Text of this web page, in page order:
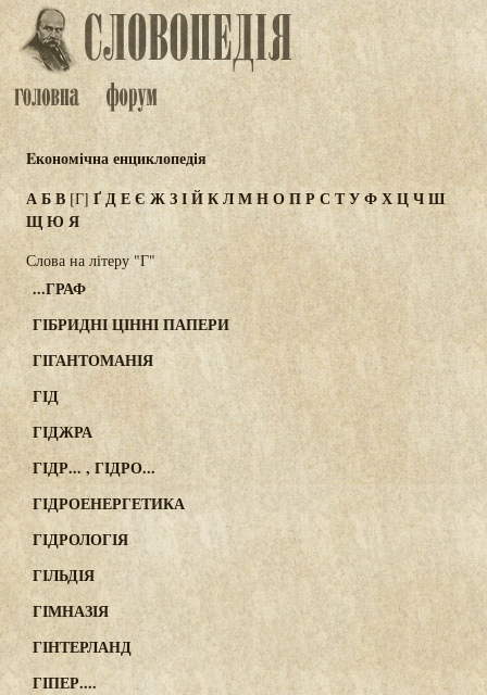
Eкономічна енциклопедія
АБВ[Г] ҐДЕЄ ЖЗІЙКЛМНОПР СТУФХЦЧШ
ЩЮ Я
Слова на літеру "Г"
...ГРАФ
ГІБРИДНІ ЦІННІ ПАПЕРИ
ГІГАНТОМАНІЯ
ГІД
ГІДЖРА
ГІДР... , ГІДРО...
ГІДРОЕНЕРГЕТИКА
ГІДРОЛОГІЯ
ГІЛЬДІЯ
ГІМНАЗІЯ
ГІНТЕРЛАНД
ГІПЕР....